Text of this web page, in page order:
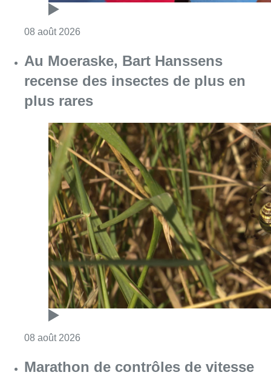
08 août 2026
Au Moeraske, Bart Hanssens
recense des insectes de plus en
plus rares
08 août 2026
Marathon de contrôles de vitesse